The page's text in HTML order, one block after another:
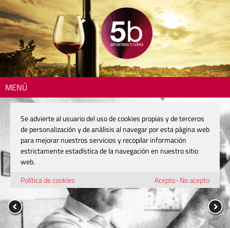
MENÚ
Se advierte al usuario del uso de cookies propias y de terceros
de personalización y de análisis al navegar por esta página web
para mejorar nuestros servicios y recopilar información
estrictamente estadística de la navegación en nuestro sitio
web.
Política de cookies
Acepto· No acepto